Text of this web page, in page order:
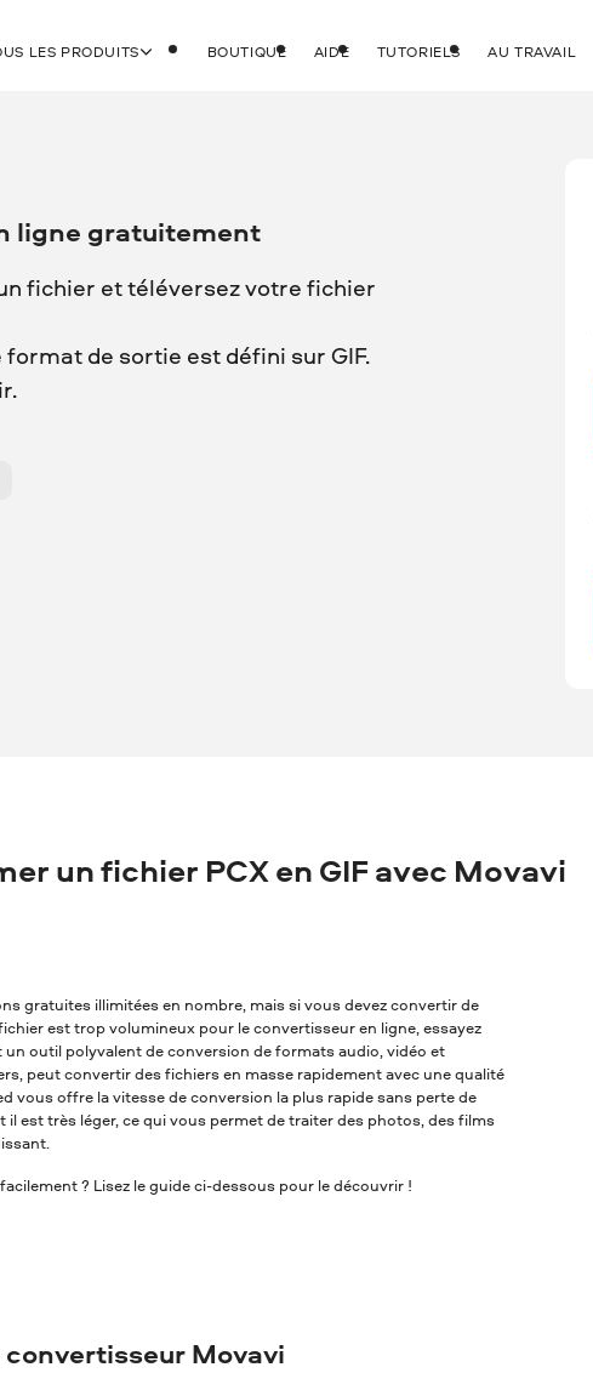
LES PRODUITS BOUTIQUE AIDE TUTORIELS AU TRAVAIL
ligne gratuitement
fichier et téléversez votre fichier
de sortie est défini sur GIF.
un fichier PCX en GIF avec Movavi
gratuites illimitées en nombre, mais si vous devez convertir de
est trop volumineux pour le convertisseur en ligne, essayez
outil polyvalent de conversion de formats audio, vidéo et
peut convertir des fichiers en masse rapidement avec une qualité
vous offre la vitesse de conversion la plus rapide sans perte de
est très léger, ce qui vous permet de traiter des photos, des films
? Lisez le guide ci-dessous pour le découvrir !
convertisseur Movavi